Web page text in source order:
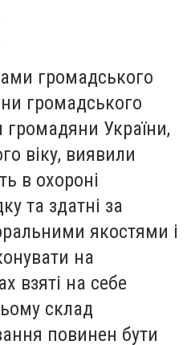
громадського
громадського
України,
віку, виявили
в охороні
та здатні за
якостями і
на
взяті на себе
склад
повинен бути